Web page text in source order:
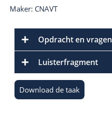
Maker: CNAVT
Opdracht en vragen
Luisterfragment
Download de taak